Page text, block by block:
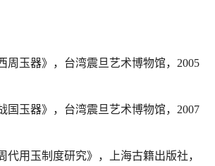
周玉器》，台湾震旦艺术博物馆，2005
国玉器》，台湾震旦艺术博物馆，2007
代用玉制度研究》，上海古籍出版社，